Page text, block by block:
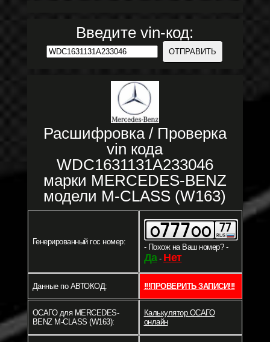
Введите vin-код:
Расшифровка / Проверка
vin кода
WDC1631131A233046
марки MERCEDES-BENZ
модели M-CLASS (W163)
Генерированный гос номер:
- Похож на Ваш номер? -
Да- Нет
Данные по АВТОКОД: !!!ПРОВЕРИТЬ ЗАПИСИ!!!
ОСАГО для MERCEDES-
BENZ M-CLASS (W163):
Калькулятор ОСАГО
онлайн